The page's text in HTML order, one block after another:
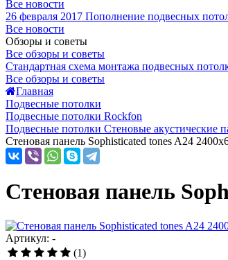
Все новости
26 февраля 2017 Пополнение подвесных
Все новости
Обзоры и советы
Все обзоры и советы
Стандартная схема монтажа подвесных
Все обзоры и советы
Главная
Подвесные потолки
Подвесные потолки Rockfon
Подвесные потолки Стеновые акустические
Стеновая панель Sophisticated tones A24
Стеновая панель
Артикул: -
(1)